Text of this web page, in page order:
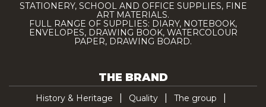
STATIONERY, SCHOOL AND OFFICE SUPPLIES, FINE
ART MATERIALS.
FULL RANGE OF SUPPLIES: DIARY, NOTEBOOK,
ENVELOPES, DRAWING BOOK, WATERCOLOUR
PAPER, DRAWING BOARD.
THE BRAND
History & Heritage Quality
The group